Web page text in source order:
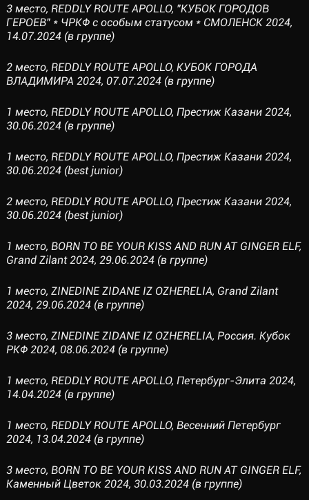
3 место, REDDLY ROUTE APOLLO, "КУБОК ГОРОДОВ
ГЕРОЕВ" * ЧРКФ с особым статусом * СМОЛЕНСК 2024,
14.07.2024 (в группе)
2 место, REDDLY ROUTE APOLLO, КУБОК ГОРОДА
ВЛАДИМИРА 2024, 07.07.2024 (в группе)
1 место, REDDLY ROUTE APOLLO, Престиж Казани 2024,
30.06.2024 (в группе)
1 место, REDDLY ROUTE APOLLO, Престиж Казани 2024,
30.06.2024 (best junior)
2 место, REDDLY ROUTE APOLLO, Престиж Казани 2024,
30.06.2024 (best junior)
1 место, BORN TO BE YOUR KISS AND RUN AT GINGER ELF,
Grand Zilant 2024, 29.06.2024 (в группе)
1 место, ZINEDINE ZIDANE IZ OZHERELIA, Grand Zilant
2024, 29.06.2024 (в группе)
3 место, ZINEDINE ZIDANE IZ OZHERELIA, Россия. Кубок
РКФ 2024, 08.06.2024 (в группе)
1 место, REDDLY ROUTE APOLLO, Петербург-Элита 2024,
14.04.2024 (в группе)
1 место, REDDLY ROUTE APOLLO, Весенний Петербург
2024, 13.04.2024 (в группе)
3 место, BORN TO BE YOUR KISS AND RUN AT GINGER ELF,
Каменный Цветок 2024, 30.03.2024 (в группе)